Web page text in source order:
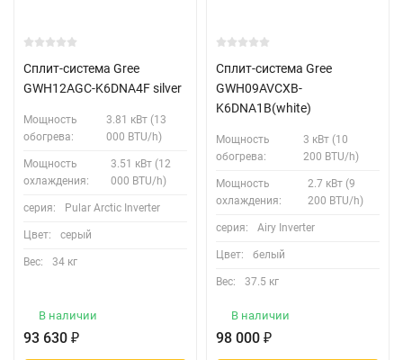
Сплит-система Gree
GWH12AGC-K6DNA4F silver
Мощность
обогрева:
3.81 кВт (13
000 BTU/h)
Мощность
охлаждения:
3.51 кВт (12
000 BTU/h)
серия: Pular Arctic Inverter
Цвет: серый
Вес: 34 кг
В наличии
93 630 ₽
Сплит-система Gree
GWH09AVCXB-
K6DNA1B(white)
Мощность
обогрева:
3 кВт (10
200 BTU/h)
Мощность
охлаждения:
2.7 кВт (9
200 BTU/h)
серия: Airy Inverter
Цвет: белый
Вес: 37.5 кг
В наличии
98 000 ₽